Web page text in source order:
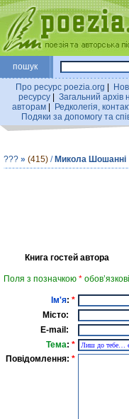
пошук
Про ресурс poezia.org
ресурсу| Загальний архiв
авторам
Редколегiя,
Подяки за допомогу та
??? » (415) / Микола Шошанні
Книга гостей автора
Поля з позначкою *
Ім'я: *
Місто:
E-mail:
Тема: *
Повідомлення: *